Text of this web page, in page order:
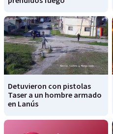
Detuvieron con pistolas
Taser a un hombre armado
en Lanús